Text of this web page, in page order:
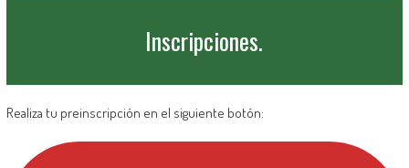
Inscripciones.
Realiza tu preinscripción en el siguiente botón: